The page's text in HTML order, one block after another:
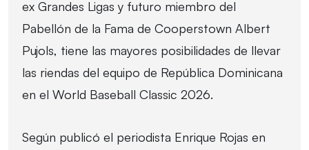
ex Grandes Ligas y futuro miembro del
Pabellón de la Fama de Cooperstown Albert
Pujols, tiene las mayores posibilidades de llevar
las riendas del equipo de República Dominicana
en el World Baseball Classic 2026.
Según publicó el periodista Enrique Rojas en